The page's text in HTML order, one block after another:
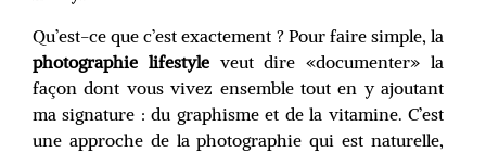
Qu’est-ce que c’est exactement ? Pour faire simple, la
photographie lifestyleveut dire «documenter» la
façon dont vous vivez ensemble tout en y ajoutant
ma signature : du graphisme et de la vitamine. C’est
une approche de la photographie qui est naturelle,